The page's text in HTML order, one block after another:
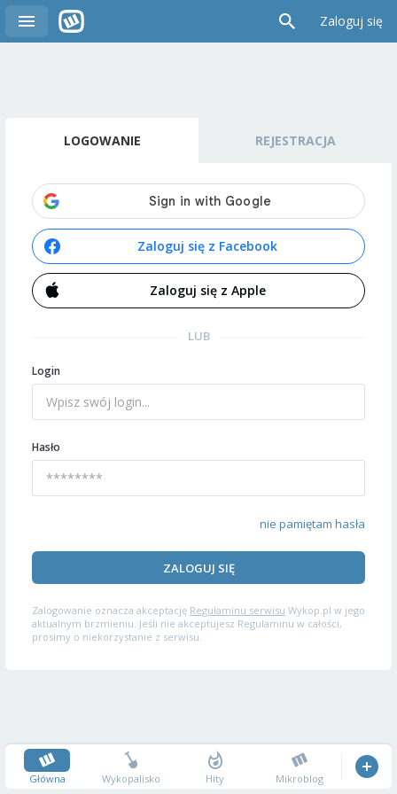
Zaloguj się
LOGOWANIE REJESTRACJA
Zaloguj się z Facebook
Zaloguj się z Apple
LUB
Login
Hasło
nie pamiętam hasła
ZALOGUJ SIĘ
Zalogowanie oznacza akceptację Regulaminu serwisu Wykop.pl w jego
aktualnym brzmieniu. Jeśli nie akceptujesz Regulaminu w całości,
prosimy o niekorzystanie z serwisu.
Główna Wykopalisko Hity Mikroblog